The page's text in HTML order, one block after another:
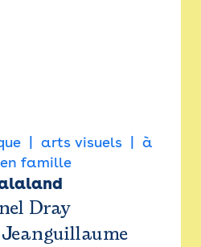
arts visuels
à
famille
Dray